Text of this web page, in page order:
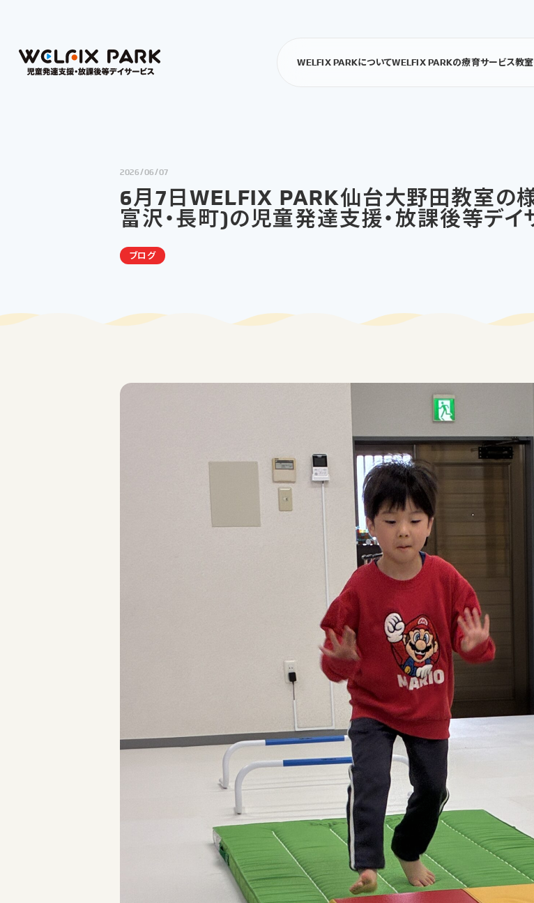
WELFIX PARKについてWELFIX PARKの療育サービス教
2026/06/07
6月7日WELFIX PARK仙台大野田教室の
富沢・長町)の児童発達支援・放課後等デイ
ブログ